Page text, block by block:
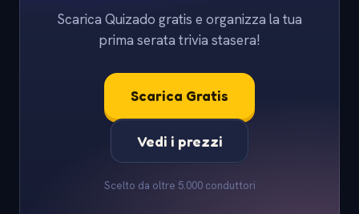
Scarica Quizado gratis e organizza la tua
prima serata trivia stasera!
Scarica Gratis
Vedi i prezzi
Scelto da oltre 5.000 conduttori